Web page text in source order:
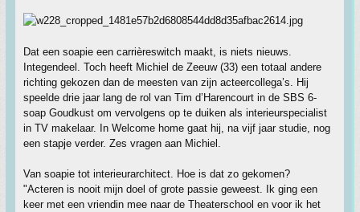
Dat een soapie een carrièreswitch maakt, is niets nieuws.
Integendeel. Toch heeft Michiel de Zeeuw (33) een totaal andere
richting gekozen dan de meesten van zijn acteercollega’s. Hij
speelde drie jaar lang de rol van Tim d’Harencourt in de SBS 6-
soap Goudkust om vervolgens op te duiken als interieurspecialist
in TV makelaar. In Welcome home gaat hij, na vijf jaar studie, nog
een stapje verder. Zes vragen aan Michiel.
Van soapie tot interieurarchitect. Hoe is dat zo gekomen?
"Acteren is nooit mijn doel of grote passie geweest. Ik ging een
keer met een vriendin mee naar de Theaterschool en voor ik het